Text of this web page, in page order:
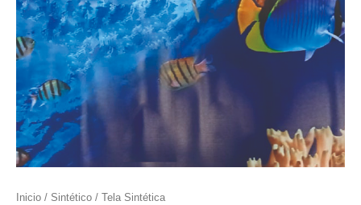
Inicio / Sintético / Tela Sintética